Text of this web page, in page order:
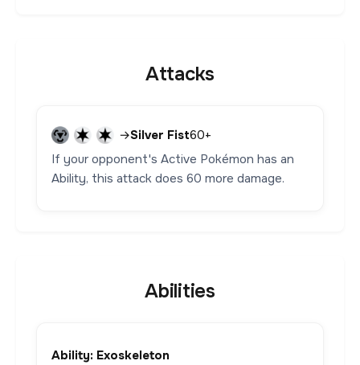
Attacks
→Silver Fist60+
If your opponent's Active Pokémon has an
Ability, this attack does 60 more damage.
Abilities
Ability: Exoskeleton